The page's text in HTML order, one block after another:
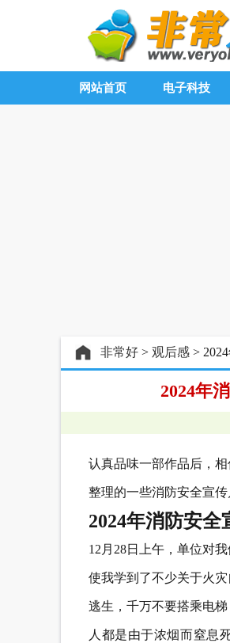
网站首页 电子科技
非常好 > 观后感 >
2024年
认真品味一部作品后，
整理的一些消防安全宣传
2024年消防安全
12月28日上午，单位对
使我学到了不少关于火
逃生，千万不要搭乘电
人都是由于浓烟而窒息